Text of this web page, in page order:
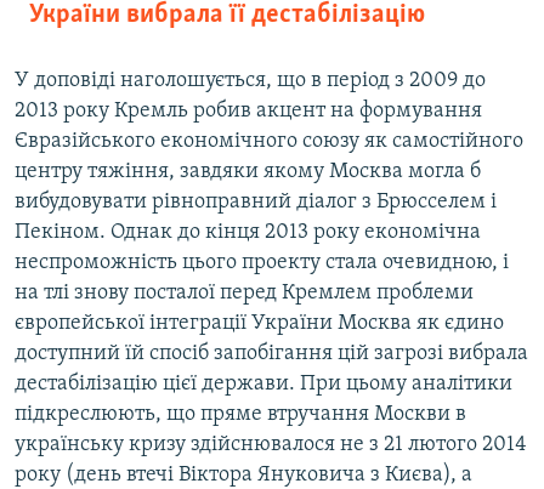
України вибрала її дестабілізацію
У доповіді наголошується, що в період з 2009 до
2013 року Кремль робив акцент на формування
Євразійського економічного союзу як самостійного
центру тяжіння, завдяки якому Москва могла б
вибудовувати рівноправний діалог з Брюсселем і
Пекіном. Однак до кінця 2013 року економічна
неспроможність цього проекту стала очевидною, і
на тлі знову посталої перед Кремлем проблеми
європейської інтеграції України Москва як єдино
доступний їй спосіб запобігання цій загрозі вибрала
дестабілізацію цієї держави. При цьому аналітики
підкреслюють, що пряме втручання Москви в
українську кризу здійснювалося не з 21 лютого 2014
року (день втечі Віктора Януковича з Києва), а